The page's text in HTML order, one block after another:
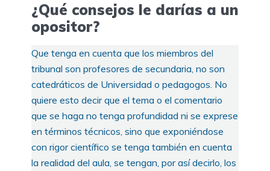
¿Qué consejos le darías a un
opositor?
Que tenga en cuenta que los miembros del
tribunal son profesores de secundaria, no son
catedráticos de Universidad o pedagogos. No
quiere esto decir que el tema o el comentario
que se haga no tenga profundidad ni se exprese
en términos técnicos, sino que exponiéndose
con rigor científico se tenga también en cuenta
la realidad del aula, se tengan, por así decirlo, los